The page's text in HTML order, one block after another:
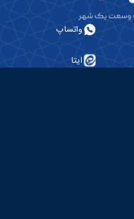
واتساپ
ایتا